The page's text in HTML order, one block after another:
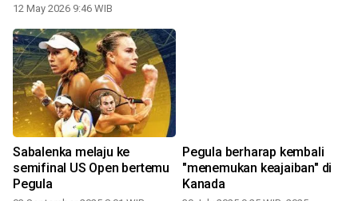
12 May 2026 9:46 WIB
Sabalenka melaju ke
semifinal US Open bertemu
Pegula
Pegula berharap kembali
"menemukan keajaiban" di
Kanada